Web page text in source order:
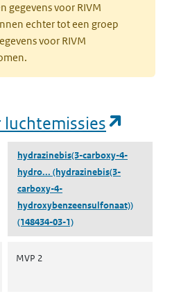
gegevens voor RIVM
echter tot een groep
voor RIVM
luchtemissies
hydrazinebis(3-carboxy-4-
hydro... (hydrazinebis(3-
carboxy-4-
hydroxybenzeensulfonaat))
(148434-03-1)
MVP 2